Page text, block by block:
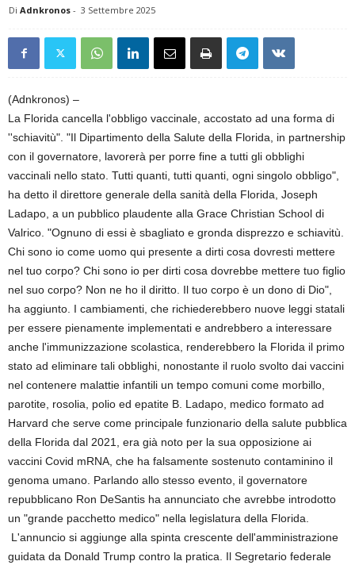
Di Adnkronos - 3 Settembre 2025
(Adnkronos) –
La Florida cancella l'obbligo vaccinale, accostato ad una forma di
''schiavitù". "Il Dipartimento della Salute della Florida, in partnership
con il governatore, lavorerà per porre fine a tutti gli obblighi
vaccinali nello stato. Tutti quanti, tutti quanti, ogni singolo obbligo",
ha detto il direttore generale della sanità della Florida, Joseph
Ladapo, a un pubblico plaudente alla Grace Christian School di
Valrico. "Ognuno di essi è sbagliato e gronda disprezzo e schiavitù.
Chi sono io come uomo qui presente a dirti cosa dovresti mettere
nel tuo corpo? Chi sono io per dirti cosa dovrebbe mettere tuo figlio
nel suo corpo? Non ne ho il diritto. Il tuo corpo è un dono di Dio",
ha aggiunto. I cambiamenti, che richiederebbero nuove leggi statali
per essere pienamente implementati e andrebbero a interessare
anche l'immunizzazione scolastica, renderebbero la Florida il primo
stato ad eliminare tali obblighi, nonostante il ruolo svolto dai vaccini
nel contenere malattie infantili un tempo comuni come morbillo,
parotite, rosolia, polio ed epatite B. Ladapo, medico formato ad
Harvard che serve come principale funzionario della salute pubblica
della Florida dal 2021, era già noto per la sua opposizione ai
vaccini Covid mRNA, che ha falsamente sostenuto contaminino il
genoma umano. Parlando allo stesso evento, il governatore
repubblicano Ron DeSantis ha annunciato che avrebbe introdotto
un "grande pacchetto medico" nella legislatura della Florida.
L'annuncio si aggiunge alla spinta crescente dell'amministrazione
guidata da Donald Trump contro la pratica. Il Segretario federale